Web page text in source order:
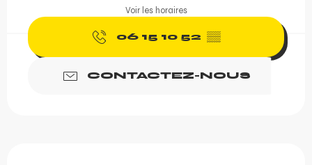
Voir les horaires
06 15 10 52 ▒▒
CONTACTEZ-NOUS